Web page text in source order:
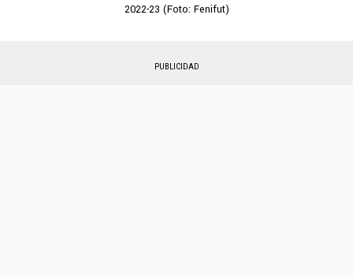
2022-23 (Foto: Fenifut)
PUBLICIDAD